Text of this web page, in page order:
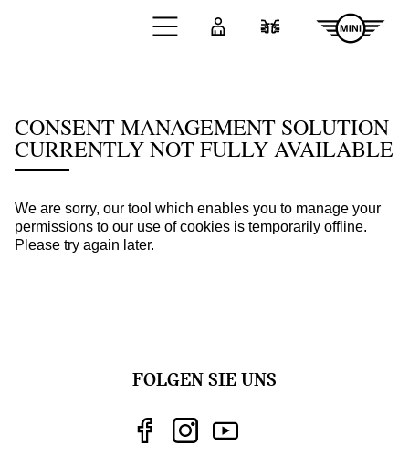
Zum Hauptinhalt springen
Anmelden
FOLGEN SIE UNS